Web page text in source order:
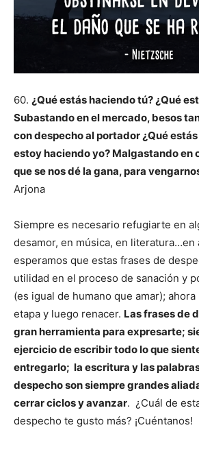
60. ¿Qué estás haciendo tú? ¿Qué
Subastando en el mercado, besos
con despecho al portador ¿Qué
estoy haciendo yo? Malgastando en
que se nos dé la gana, para
Arjona
Siempre es necesario refugiarte en
desamor, en música, en literatura…en
esperamos que estas frases de
utilidad en el proceso de sanación y
(es igual de humano que amar);
etapa y luego renacer. Las frases de
gran herramienta para expresarte;
ejercicio de escribir todo lo que
entregarlo; la escritura y las
despecho son siempre grandes
cerrar ciclos y avanzar. ¿Cuál de
despecho te gusto más? ¡Cuéntanos!